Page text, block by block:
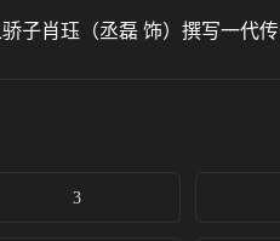
子肖珏（丞磊 饰）撰写一代
3